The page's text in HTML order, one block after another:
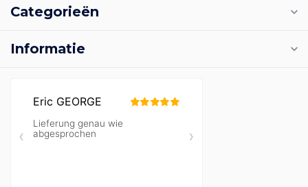
Categorieën
Informatie